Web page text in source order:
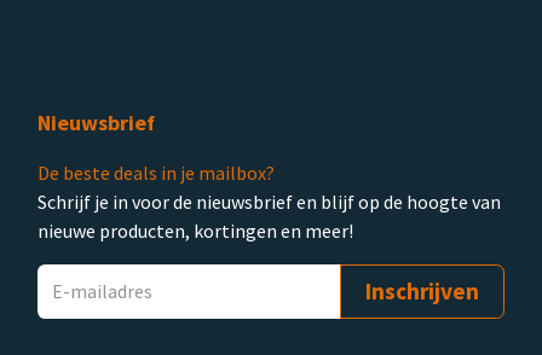
Nieuwsbrief
De beste deals in je mailbox?
Schrijf je in voor de nieuwsbrief en blijf op de hoogte van
nieuwe producten, kortingen en meer!
Inschrijven